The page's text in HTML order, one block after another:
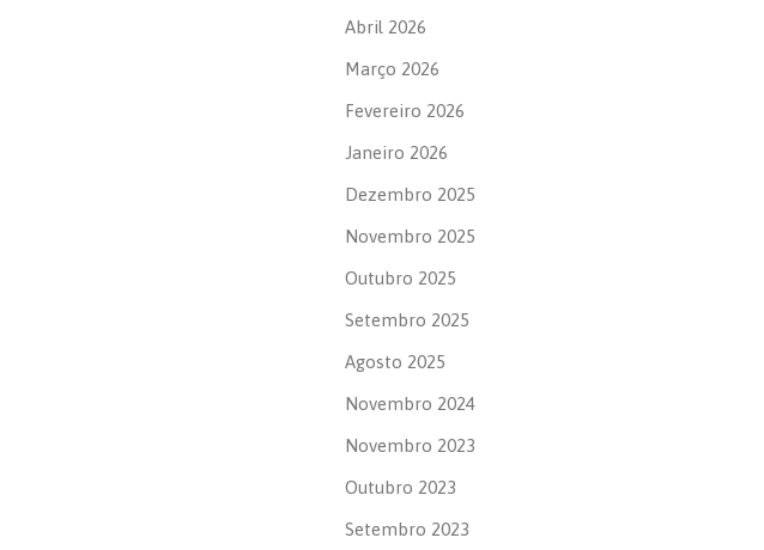
Abril 2026
Março 2026
Fevereiro 2026
Janeiro 2026
Dezembro 2025
Novembro 2025
Outubro 2025
Setembro 2025
Agosto 2025
Novembro 2024
Novembro 2023
Outubro 2023
Setembro 2023